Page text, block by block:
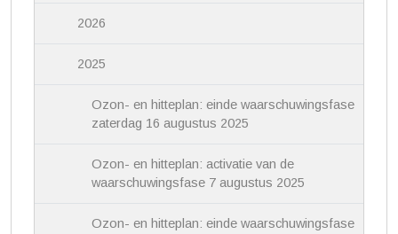
2026
2025
Ozon- en hitteplan: einde waarschuwingsfase
zaterdag 16 augustus 2025
Ozon- en hitteplan: activatie van de
waarschuwingsfase 7 augustus 2025
Ozon- en hitteplan: einde waarschuwingsfase